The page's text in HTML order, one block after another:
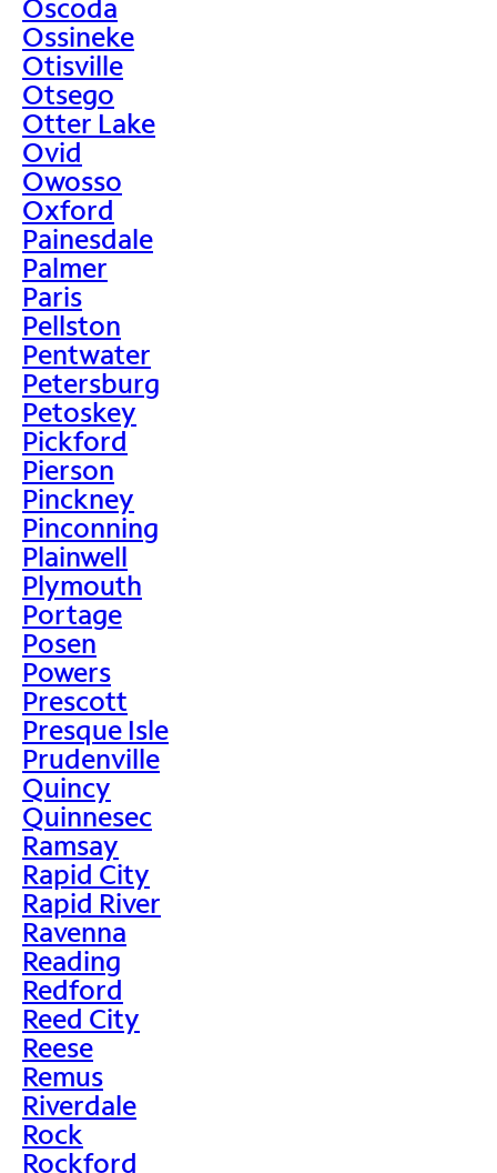
Oscoda
Ossineke
Otisville
Otsego
Otter Lake
Ovid
Owosso
Oxford
Painesdale
Palmer
Paris
Pellston
Pentwater
Petersburg
Petoskey
Pickford
Pierson
Pinckney
Pinconning
Plainwell
Plymouth
Portage
Posen
Powers
Prescott
Presque Isle
Prudenville
Quincy
Quinnesec
Ramsay
Rapid City
Rapid River
Ravenna
Reading
Redford
Reed City
Reese
Remus
Riverdale
Rock
Rockford